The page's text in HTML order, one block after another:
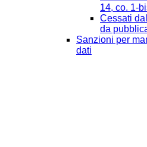
14, co. 1-
Cessati
da
Sanzioni per
dati